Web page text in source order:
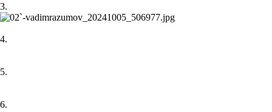
3.
4.
5.
6.